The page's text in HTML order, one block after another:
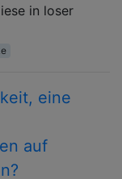
in loser
eine
auf